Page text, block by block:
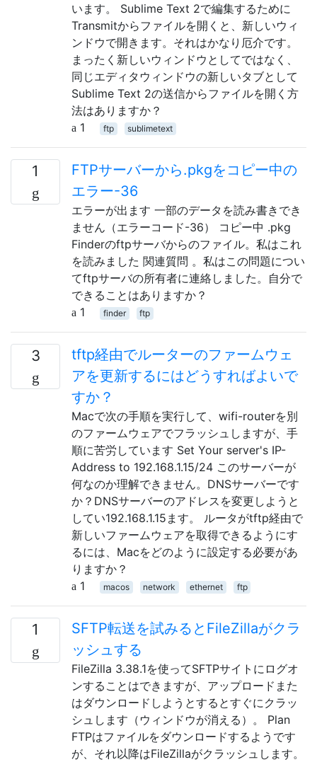
います。 Sublime Text 2で編集するために
Transmitからファイルを開くと、新しいウィ
ンドウで開きます。それはかなり厄介です。
まったく新しいウィンドウとしてではなく、
同じエディタウィンドウの新しいタブとして
Sublime Text 2の送信からファイルを開く方
法はありますか？
1
ftp sublimetext
1
FTPサーバーから.pkgをコピー中の
エラー-36
エラーが出ます 一部のデータを読み書きでき
ません（エラーコード-36） コピー中 .pkg
Finderのftpサーバからのファイル。私はこれ
を読みました 関連質問 。私はこの問題につい
てftpサーバの所有者に連絡しました。自分で
できることはありますか？
1
finder ftp
3
tftp経由でルーターのファームウェ
アを更新するにはどうすればよいで
すか？
Macで次の手順を実行して、wifi-routerを別
のファームウェアでフラッシュしますが、手
順に苦労しています Set Your server's IP-
Address to 192.168.1.15/24 このサーバーが
何なのか理解できません。DNSサーバーです
か？DNSサーバーのアドレスを変更しようと
してい192.168.1.15ます。 ルータがtftp経由で
新しいファームウェアを取得できるようにす
るには、Macをどのように設定する必要があ
りますか？
1
macos network ethernet ftp
1
SFTP転送を試みるとFileZillaがクラ
ッシュする
FileZilla 3.38.1を使ってSFTPサイトにログオ
ンすることはできますが、アップロードまた
はダウンロードしようとするとすぐにクラッ
シュします（ウィンドウが消える）。 Plan
FTPはファイルをダウンロードするようです
が、それ以降はFileZillaがクラッシュします。